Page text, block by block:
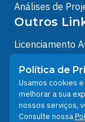
Análises de
Outros
Licenciamento
Ouvidoria
Nota
IPTU
Junta Militar
Política de
Usamos cookies
melhorar a sua
nossos serviços,
Consulte nossa